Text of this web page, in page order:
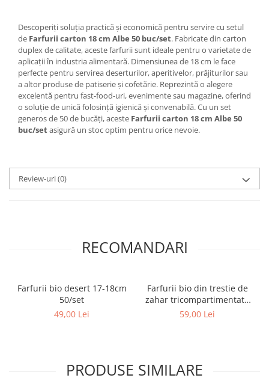
Descoperiți soluția practică și economică pentru servire cu setul
de Farfurii carton 18 cm Albe 50 buc/set. Fabricate din carton
duplex de calitate, aceste farfurii sunt ideale pentru o varietate de
aplicații în industria alimentară. Dimensiunea de 18 cm le face
perfecte pentru servirea deserturilor, aperitivelor, prăjiturilor sau
a altor produse de patiserie și cofetărie. Reprezintă o alegere
excelentă pentru fast-food-uri, evenimente sau magazine, oferind
o soluție de unică folosință igienică și convenabilă. Cu un set
generos de 50 de bucăți, aceste Farfurii carton 18 cm Albe 50
buc/setasigură un stoc optim pentru orice nevoie.
Review-uri(0)
RECOMANDARI
Farfurii bio desert 17-18cm
50/set
49,00 Lei
Farfurii bio din trestie de
zahar tricompartimentate
26cm 50buc/set
59,00 Lei
PRODUSE SIMILARE